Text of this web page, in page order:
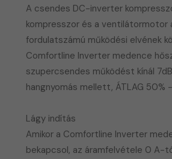
A csendes DC-inverter
kompresszor és a ventilátormotor
fordulatszámú működési elvének
Comfortline Inverter medence
szupercsendes működést kínál
hangnyomás mellett, ÁTLAG 50%
Lágy indítás
Amikor a Comfortline Inverter
bekapcsol, az áramfelvétele 0 A-